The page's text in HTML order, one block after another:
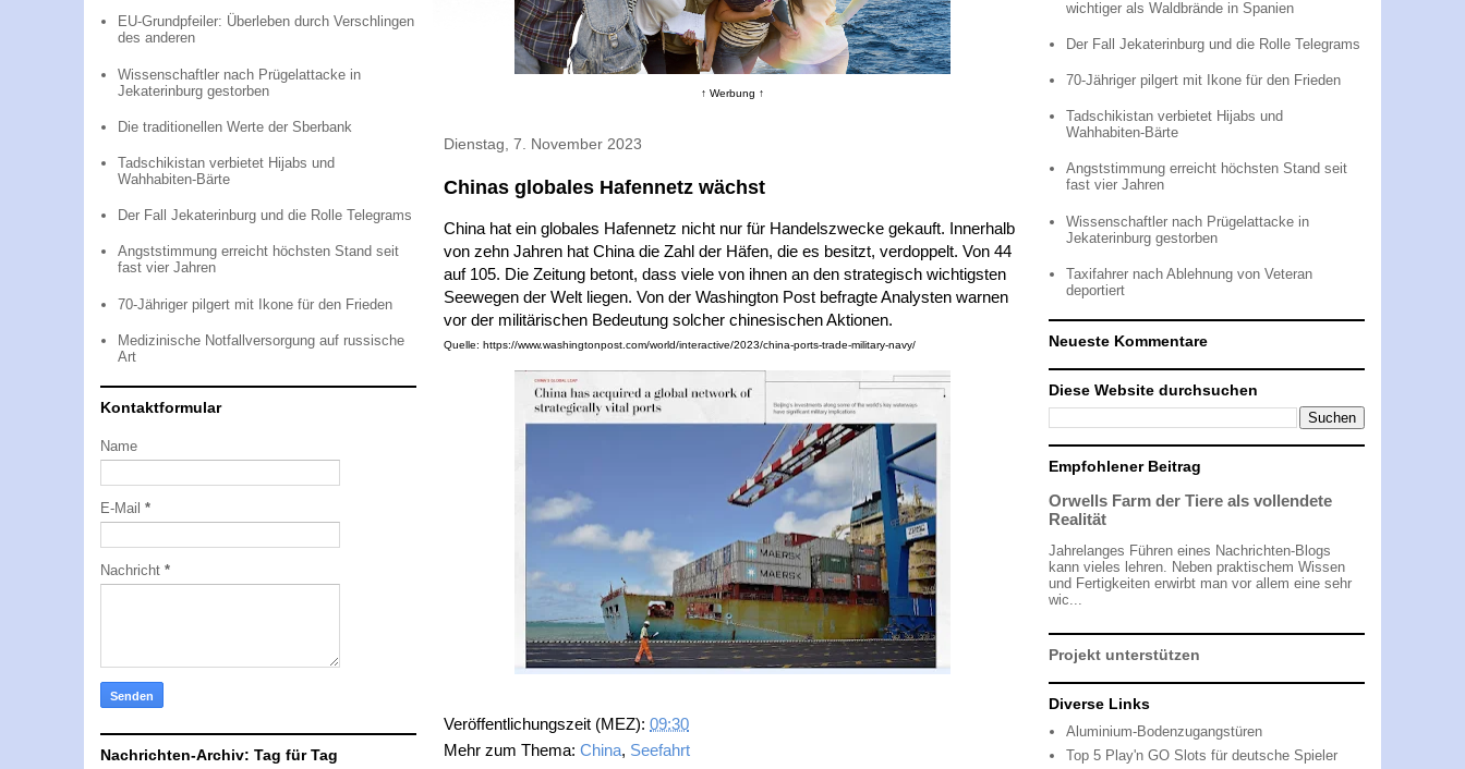
↑ Werbung ↑
Dienstag, 7. November 2023
Chinas globales Hafennetz wächst
China hat ein globales Hafennetz nicht nur für Handelszwecke gekauft. Innerhalb
von zehn Jahren hat China die Zahl der Häfen, die es besitzt, verdoppelt. Von 44
auf 105. Die Zeitung betont, dass viele von ihnen an den strategisch wichtigsten
Seewegen der Welt liegen. Von der Washington Post befragte Analysten warnen
vor der militärischen Bedeutung solcher chinesischen Aktionen.
Quelle: https://www.washingtonpost.com/world/interactive/2023/china-ports-trade-military-navy/
Veröffentlichungszeit (MEZ): 09:30
Mehr zum Thema: China, Seefahrt
EU-Grundpfeiler: Überleben durch Verschlingen
des anderen
Wissenschaftler nach Prügelattacke in
Jekaterinburg gestorben
Die traditionellen Werte der Sberbank
Tadschikistan verbietet Hijabs und
Wahhabiten-Bärte
Der Fall Jekaterinburg und die Rolle Telegrams
Angststimmung erreicht höchsten Stand seit
fast vier Jahren
70-Jähriger pilgert mit Ikone für den Frieden
Medizinische Notfallversorgung auf russische
Art
Kontaktformular
Name
E-Mail *
Nachricht *
Nachrichten-Archiv: Tag für Tag
wichtiger als Waldbrände in Spanien
Der Fall Jekaterinburg und die Rolle Telegrams
70-Jähriger pilgert mit Ikone für den Frieden
Tadschikistan verbietet Hijabs und
Wahhabiten-Bärte
Angststimmung erreicht höchsten Stand seit
fast vier Jahren
Wissenschaftler nach Prügelattacke in
Jekaterinburg gestorben
Taxifahrer nach Ablehnung von Veteran
deportiert
Neueste Kommentare
Diese Website durchsuchen
Empfohlener Beitrag
Orwells Farm der Tiere als vollendete
Realität
Jahrelanges Führen eines Nachrichten-Blogs
kann vieles lehren. Neben praktischem Wissen
und Fertigkeiten erwirbt man vor allem eine sehr
wic...
Projekt unterstützen
Diverse Links
Aluminium-Bodenzugangstüren
Top 5 Play'n GO Slots für deutsche Spieler